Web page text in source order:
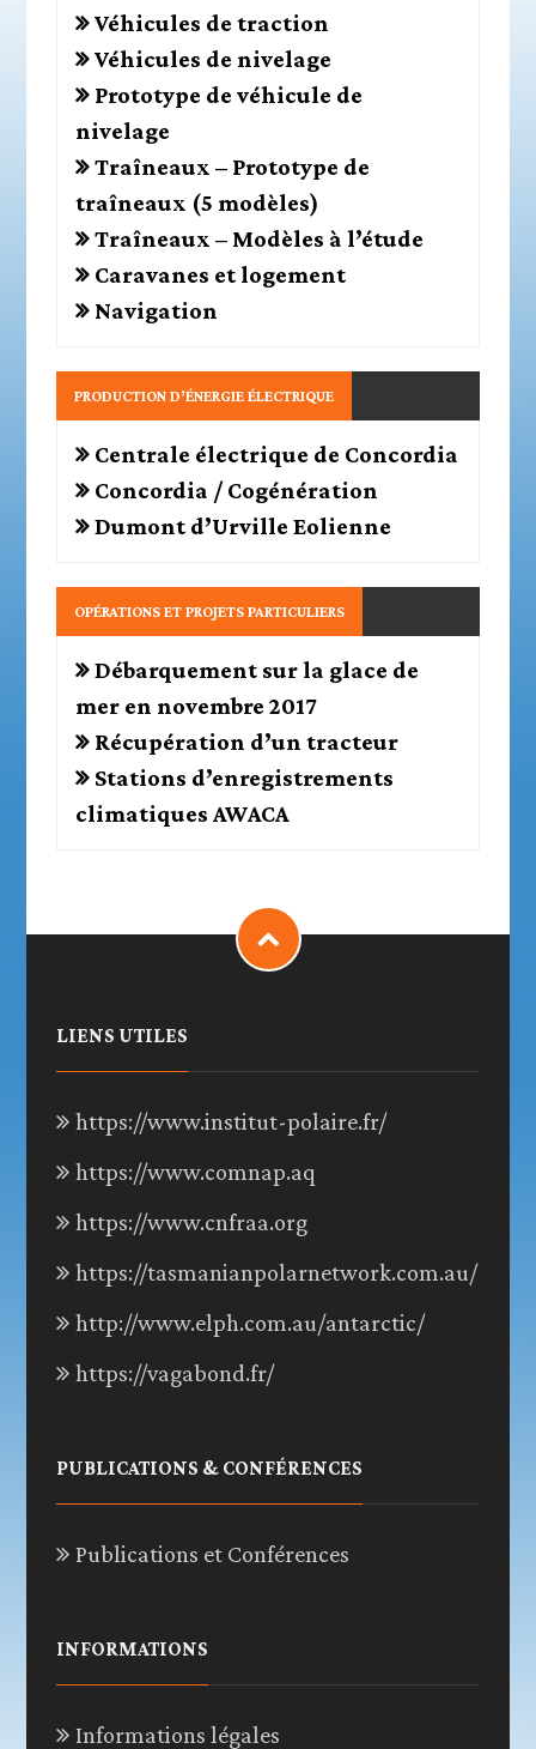
Véhicules de traction
Véhicules de nivelage
Prototype de véhicule de
nivelage
Traîneaux – Prototype de
traîneaux (5 modèles)
Traîneaux – Modèles à l’étude
Caravanes et logement
Navigation
PRODUCTION D’ÉNERGIE ÉLECTRIQUE
Centrale électrique de Concordia
Concordia / Cogénération
Dumont d’Urville Eolienne
OPÉRATIONS ET PROJETS PARTICULIERS
Débarquement sur la glace de
mer en novembre 2017
Récupération d’un tracteur
Stations d’enregistrements
climatiques AWACA
LIENS UTILES
https://www.institut-polaire.fr/
https://www.comnap.aq
https://www.cnfraa.org
https://tasmanianpolarnetwork.com.au/
http://www.elph.com.au/antarctic/
https://vagabond.fr/
PUBLICATIONS & CONFÉRENCES
Publications et Conférences
INFORMATIONS
Informations légales